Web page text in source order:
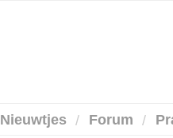
Nieuwtjes Forum